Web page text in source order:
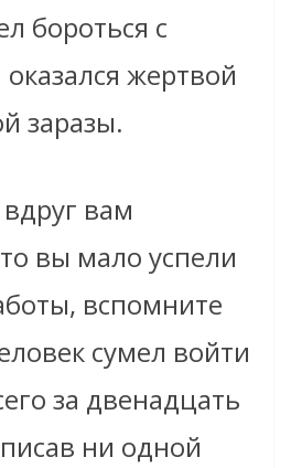
бороться с
жертвой
заразы.
вам
вы мало успели
вспомните
сумел войти
за двенадцать
ни одной